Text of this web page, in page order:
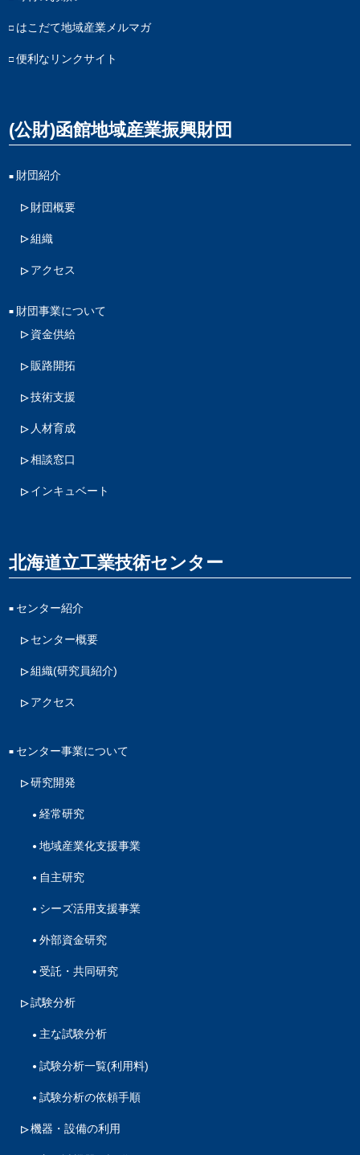
はこだて地域産業メルマガ
便利なリンクサイト
(公財)函館地域産業振興財団
財団紹介
財団概要
組織
アクセス
財団事業について
資金供給
販路開拓
技術支援
人材育成
相談窓口
インキュベート
北海道立工業技術センター
センター紹介
センター概要
組織(研究員紹介)
アクセス
センター事業について
研究開発
経常研究
地域産業化支援事業
自主研究
シーズ活用支援事業
外部資金研究
受託・共同研究
試験分析
主な試験分析
試験分析一覧(利用料)
試験分析の依頼手順
機器・設備の利用